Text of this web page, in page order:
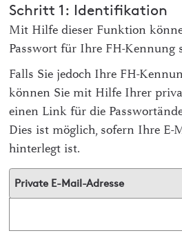
Schritt 1: Identifikation
Mit Hilfe dieser Funktion
Passwort für Ihre FH-Kennung
Falls Sie jedoch Ihre FH-
können Sie mit Hilfe Ihrer
einen Link für die
Dies ist möglich, sofern Ihre E-
hinterlegt ist.
Private E-Mail-Adresse